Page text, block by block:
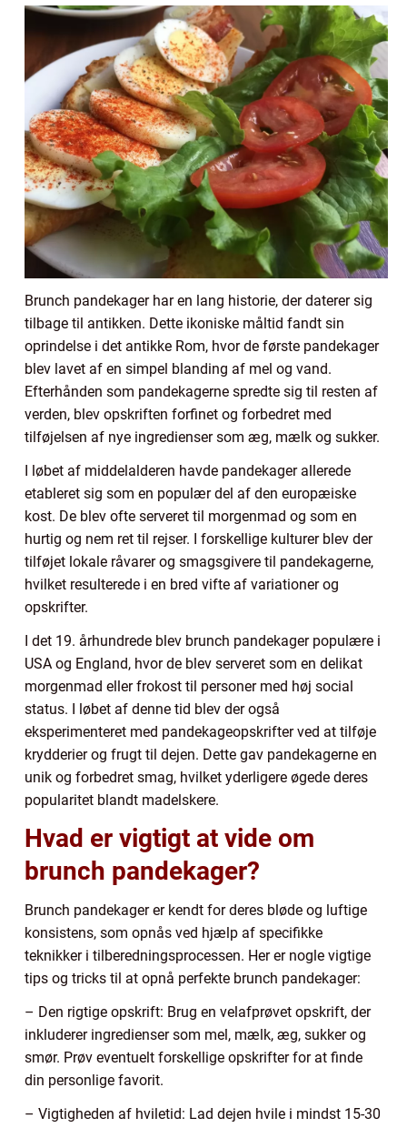
Brunch pandekager har en lang historie, der daterer sig
tilbage til antikken. Dette ikoniske måltid fandt sin
oprindelse i det antikke Rom, hvor de første pandekager
blev lavet af en simpel blanding af mel og vand.
Efterhånden som pandekagerne spredte sig til resten af
verden, blev opskriften forfinet og forbedret med
tilføjelsen af nye ingredienser som æg, mælk og sukker.
I løbet af middelalderen havde pandekager allerede
etableret sig som en populær del af den europæiske
kost. De blev ofte serveret til morgenmad og som en
hurtig og nem ret til rejser. I forskellige kulturer blev der
tilføjet lokale råvarer og smagsgivere til pandekagerne,
hvilket resulterede i en bred vifte af variationer og
opskrifter.
I det 19. århundrede blev brunch pandekager populære i
USA og England, hvor de blev serveret som en delikat
morgenmad eller frokost til personer med høj social
status. I løbet af denne tid blev der også
eksperimenteret med pandekageopskrifter ved at tilføje
krydderier og frugt til dejen. Dette gav pandekagerne en
unik og forbedret smag, hvilket yderligere øgede deres
popularitet blandt madelskere.
Hvad er vigtigt at vide om
brunch pandekager?
Brunch pandekager er kendt for deres bløde og luftige
konsistens, som opnås ved hjælp af specifikke
teknikker i tilberedningsprocessen. Her er nogle vigtige
tips og tricks til at opnå perfekte brunch pandekager:
– Den rigtige opskrift: Brug en velafprøvet opskrift, der
inkluderer ingredienser som mel, mælk, æg, sukker og
smør. Prøv eventuelt forskellige opskrifter for at finde
din personlige favorit.
– Vigtigheden af hviletid: Lad dejen hvile i mindst 15-30